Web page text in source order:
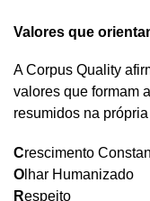
Valores que
A Corpus Quality
valores que formam
resumidos na
Crescimento
O lhar Humanizado
Respeito